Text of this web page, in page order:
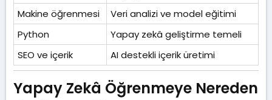
Makine öğrenmesi
Veri analizi ve model eğitimi
Python
Yapay zekâ geliştirme temeli
SEO ve içerik
AI destekli içerik üretimi
Yapay Zekâ Öğrenmeye Nereden